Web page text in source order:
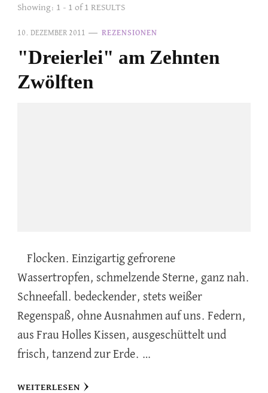
Showing: 1 - 1 of 1 RESULTS
10. DEZEMBER 2011 REZENSIONEN
"Dreierlei" am Zehnten
Zwölften
Flocken. Einzigartig gefrorene
Wassertropfen, schmelzende Sterne, ganz nah.
Schneefall. bedeckender, stets weißer
Regenspaß, ohne Ausnahmen auf uns. Federn,
aus Frau Holles Kissen, ausgeschüttelt und
frisch, tanzend zur Erde. …
WEITERLESEN